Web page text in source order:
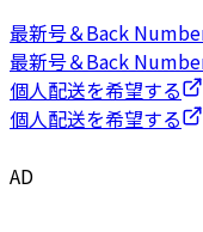
最新号＆Back
最新号＆Back
個人配送を希望する
個人配送を希望する
AD